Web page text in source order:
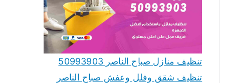
تنظيف منازل صباح الناصر 50993903
تنظيف شقق وفلل وعفش صباح الناصر